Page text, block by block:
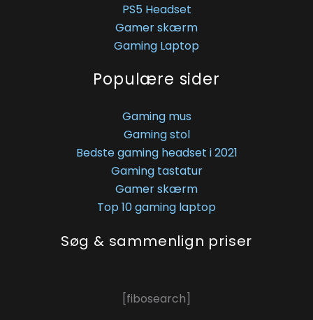
PS5 Headset
Gamer skærm
Gaming Laptop
Populære sider
Gaming mus
Gaming stol
Bedste gaming headset i 2021
Gaming tastatur
Gamer skærm
Top 10 gaming laptop
Søg & sammenlign priser
[fibosearch]